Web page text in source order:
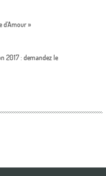
d’Amour »
2017 : demandez le